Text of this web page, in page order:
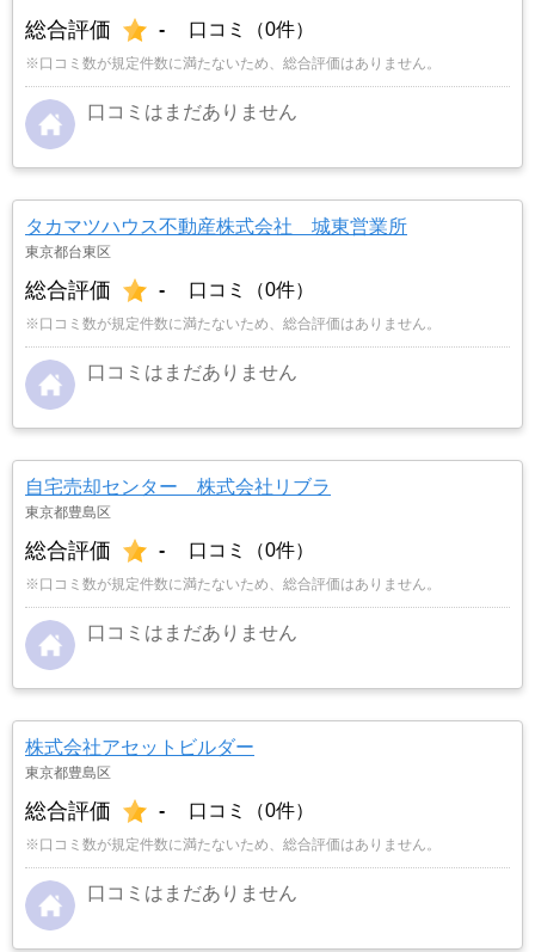
総合評価 - 口コミ（0件）
※口コミ数が規定件数に満たないため、総合評価はありません。
口コミはまだありません
タカマツハウス不動産株式会社 城東営業所
東京都台東区
総合評価 - 口コミ（0件）
※口コミ数が規定件数に満たないため、総合評価はありません。
口コミはまだありません
自宅売却センター 株式会社リブラ
東京都豊島区
総合評価 - 口コミ（0件）
※口コミ数が規定件数に満たないため、総合評価はありません。
口コミはまだありません
株式会社アセットビルダー
東京都豊島区
総合評価 - 口コミ（0件）
※口コミ数が規定件数に満たないため、総合評価はありません。
口コミはまだありません